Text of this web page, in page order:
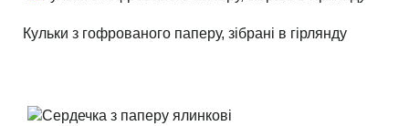
Кульки з гофрованого паперу, зібрані в гірлянду